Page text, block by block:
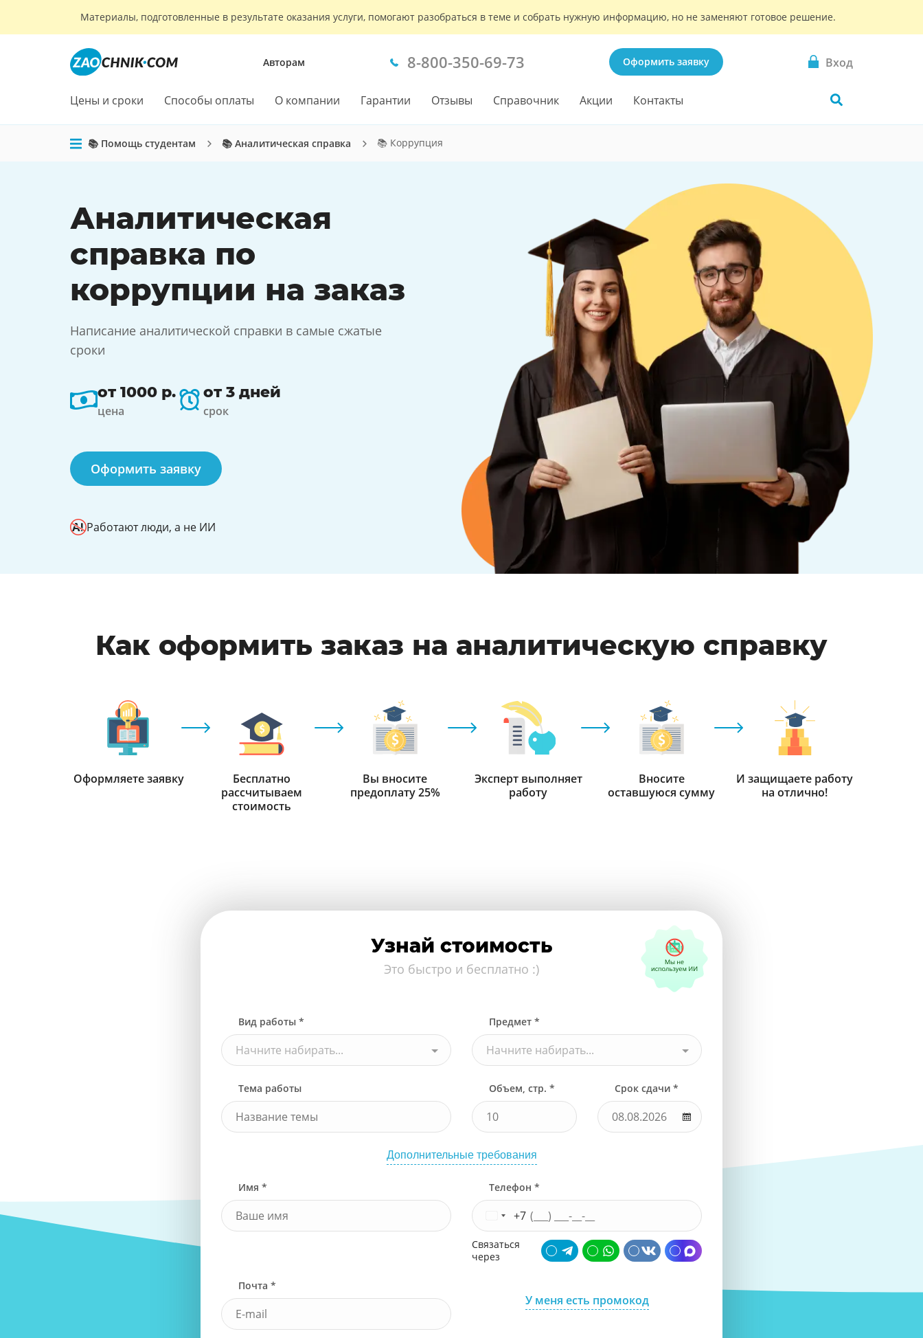
Материалы, подготовленные в результате оказания услуги, помогают разобраться в теме и собрать нужную информацию, но не заменяют готовое решение.
Авторам 8-800-350-69-73 Оформить заявку Вход
Цены и сроки Способы оплаты О компании Гарантии Отзывы Справочник Акции Контакты
📚 Помощь студентам 📚 Аналитическая справка 📚 Коррупция
Аналитическая
справка по
коррупции на заказ
Написание аналитической справки в самые сжатые
сроки
от 1000 р.
цена
от 3 дней
срок
Оформить заявку
Работают люди, а не ИИ
Как оформить заказ на аналитическую справку
Оформляете заявку
Бесплатно
рассчитываем
стоимость
Вы вносите
предоплату 25%
Эксперт выполняет
работу
Вносите
оставшуюся сумму
И защищаете работу
на отлично!
Узнай стоимость
Это быстро и бесплатно :)
Вид работы *
Начните набирать...
Предмет *
Начните набирать...
Тема работы Объем, стр. * Срок сдачи *
Дополнительные требования
Имя * Телефон *
+7
Связаться
через
Почта *
У меня есть промокод